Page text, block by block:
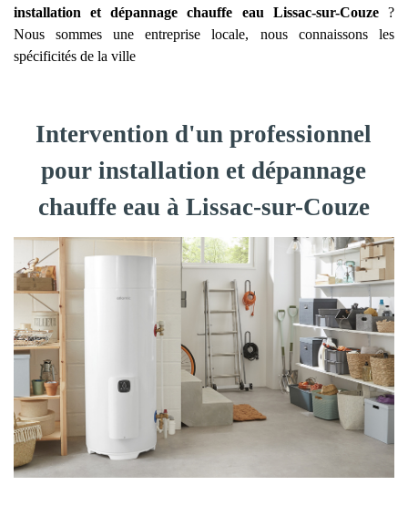
installation et dépannage chauffe eau
Lissac-sur-Couze?
Nous sommes une entreprise locale, nous connaissons les
spécificités de la ville
Intervention d'un professionnel
pour installation et dépannage
chauffe eau à Lissac-sur-Couze